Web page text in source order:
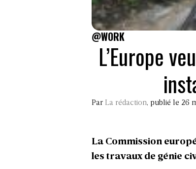
@WORK
L’Europe
Par La rédaction, publié le 26
La Commission
les travaux de génie